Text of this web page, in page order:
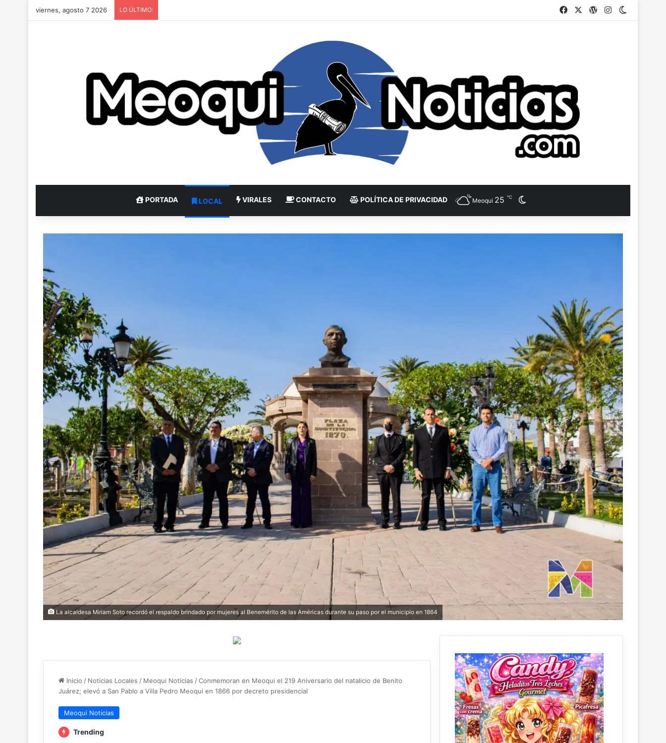
viernes, agosto 7 2026 LO ÚLTIMO: FacebookWordPress
Instagram
PORTADA LOCAL VIRALES CONTACTO POLÍTICA DE PRIVACIDAD Meoqui 25 ℃
La alcaldesa Miriam Soto recordó el respaldo brindado por mujeres al Benemérito de las Américas durante su paso por el municipio en 1864
Inicio / Noticias Locales / Meoqui Noticias /Conmemoran en Meoqui el 219 Aniversario del natalicio de Benito
Juárez; elevó a San Pablo a Villa Pedro Meoqui en 1866 por decreto presidencial
Meoqui Noticias
Trending